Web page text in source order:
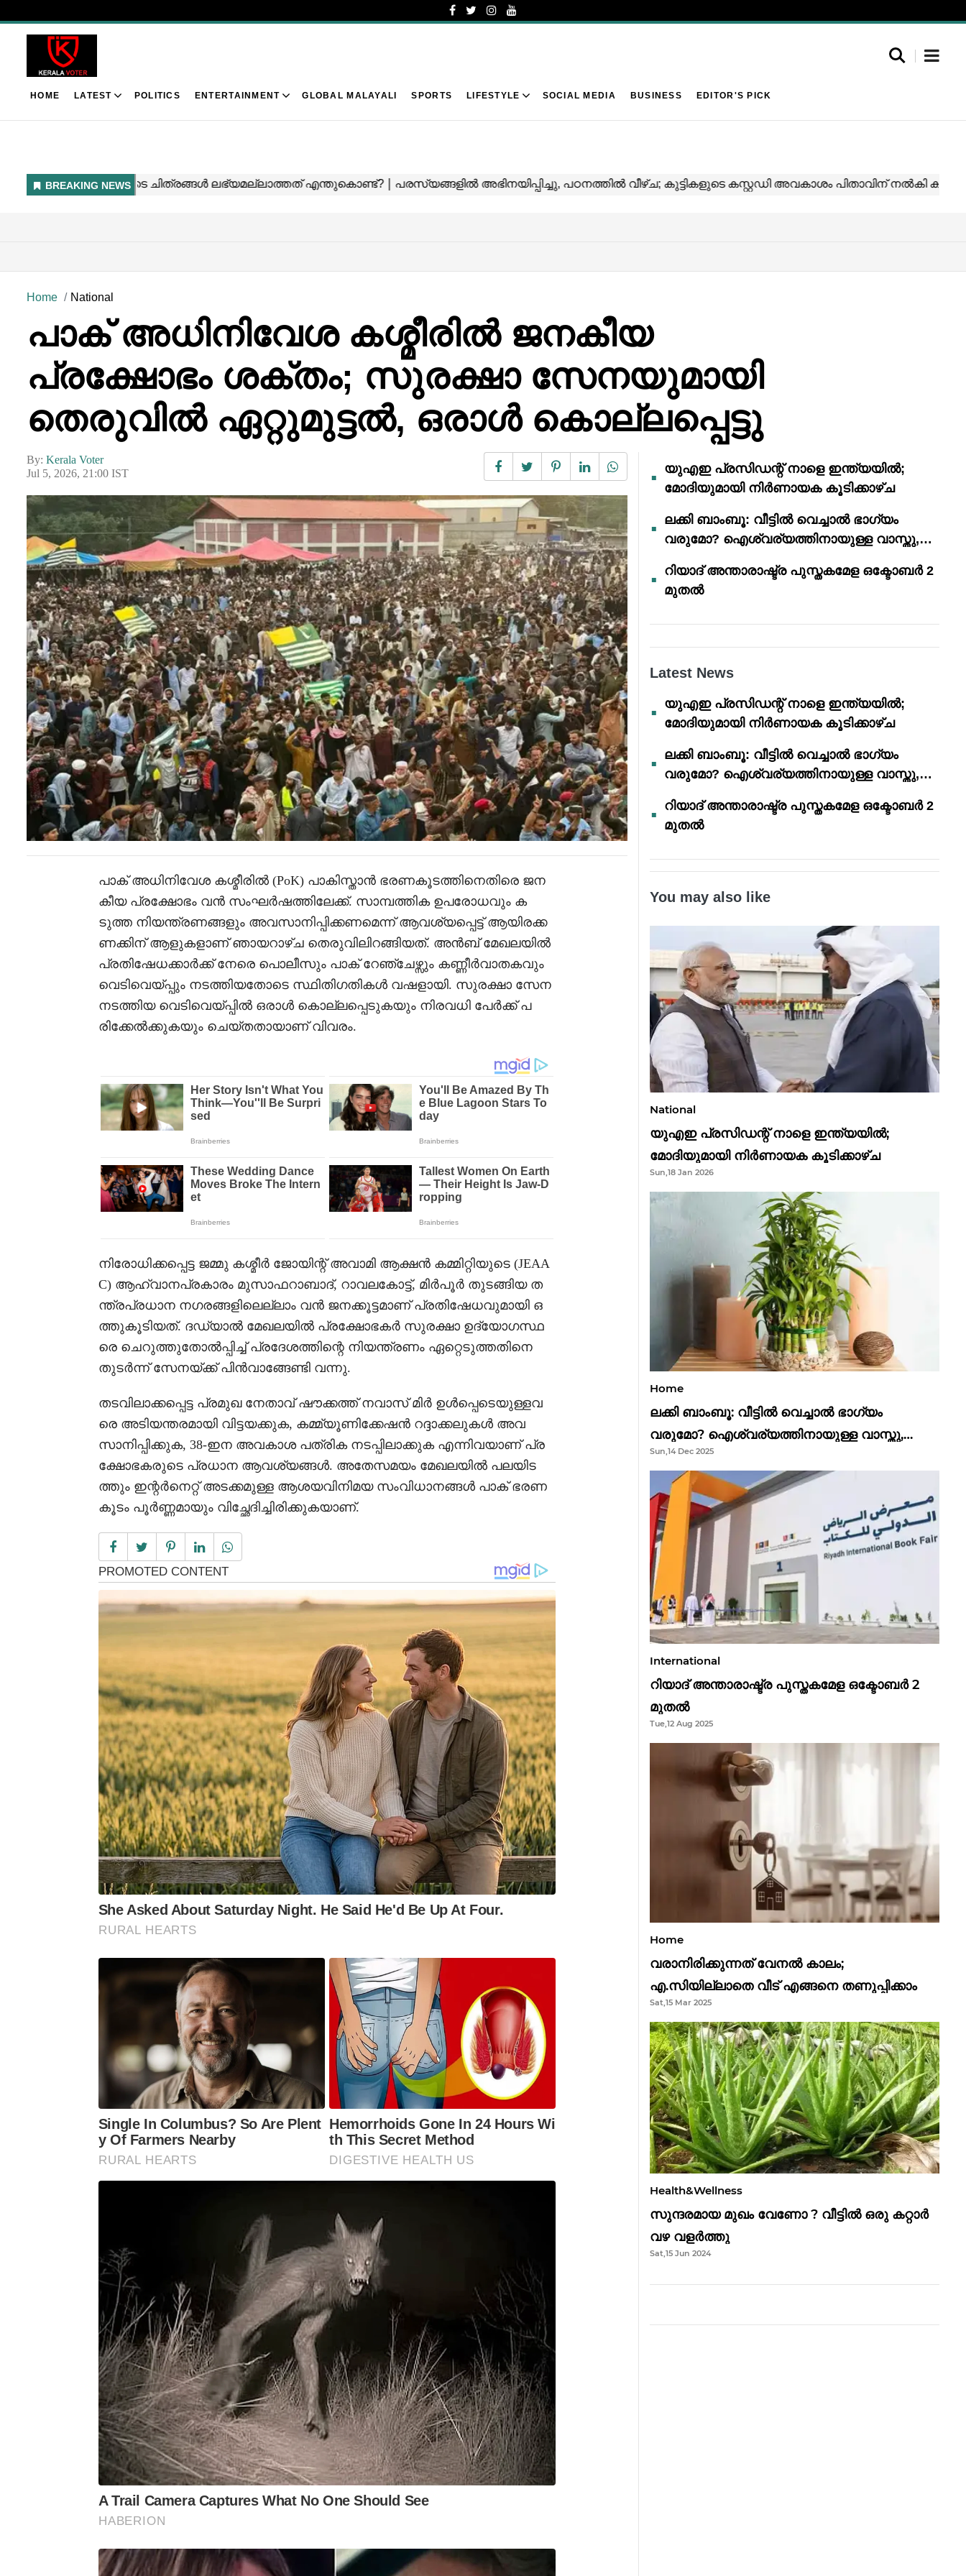
HOME LATEST POLITICS ENTERTAINMENT GLOBAL MALAYALI SPORTS LIFESTYLE SOCIAL MEDIA BUSINESS EDITOR'S PICK
Home National
പാക് അധിനിവേശ കശ്മീരിൽ ജനകീയ
പ്രക്ഷോഭം ശക്തം; സുരക്ഷാ സേനയുമായി
തെരുവിൽ ഏറ്റുമുട്ടൽ, ഒരാൾ കൊല്ലപ്പെട്ടു
By: Kerala Voter
Jul 5, 2026, 21:00 IST
പാക് അധിനിവേശ കശ്മീരിൽ (PoK) പാകിസ്താൻ ഭരണകൂടത്തിനെതിരെ ജന
കീയ പ്രക്ഷോഭം വൻ സംഘർഷത്തിലേക്ക്. സാമ്പത്തിക ഉപരോധവും ക
ടുത്ത നിയന്ത്രണങ്ങളും അവസാനിപ്പിക്കണമെന്ന് ആവശ്യപ്പെട്ട് ആയിരക്ക
ണക്കിന് ആളുകളാണ് ഞായറാഴ്ച തെരുവിലിറങ്ങിയത്. അൻബ് മേഖലയിൽ
പ്രതിഷേധക്കാർക്ക് നേരെ പൊലീസും പാക് റേഞ്ചേഴ്സും കണ്ണീർവാതകവും
വെടിവെയ്പ്പും നടത്തിയതോടെ സ്ഥിതിഗതികൾ വഷളായി. സുരക്ഷാ സേന
നടത്തിയ വെടിവെയ്പ്പിൽ ഒരാൾ കൊല്ലപ്പെടുകയും നിരവധി പേർക്ക് പ
രിക്കേൽക്കുകയും ചെയ്തതായാണ് വിവരം.
നിരോധിക്കപ്പെട്ട ജമ്മു കശ്മീർ ജോയിന്റ് അവാമി ആക്ഷൻ കമ്മിറ്റിയുടെ (JEAA
C) ആഹ്വാനപ്രകാരം മുസാഫറാബാദ്, റാവലകോട്ട്, മിർപൂർ തുടങ്ങിയ ത
ന്ത്രപ്രധാന നഗരങ്ങളിലെല്ലാം വൻ ജനക്കൂട്ടമാണ് പ്രതിഷേധവുമായി ഒ
ത്തുകൂടിയത്. ദഡ്യാൽ മേഖലയിൽ പ്രക്ഷോഭകർ സുരക്ഷാ ഉദ്യോഗസ്ഥ
രെ ചെറുത്തുതോൽപ്പിച്ച് പ്രദേശത്തിന്റെ നിയന്ത്രണം ഏറ്റെടുത്തതിനെ
തുടർന്ന് സേനയ്ക്ക് പിൻവാങ്ങേണ്ടി വന്നു.
തടവിലാക്കപ്പെട്ട പ്രമുഖ നേതാവ് ഷൗക്കത്ത് നവാസ് മിർ ഉൾപ്പെടെയുള്ളവ
രെ അടിയന്തരമായി വിട്ടയക്കുക, കമ്മ്യൂണിക്കേഷൻ റദ്ദാക്കലുകൾ അവ
സാനിപ്പിക്കുക, 38-ഇന അവകാശ പത്രിക നടപ്പിലാക്കുക എന്നിവയാണ് പ്ര
ക്ഷോഭകരുടെ പ്രധാന ആവശ്യങ്ങൾ. അതേസമയം മേഖലയിൽ പലയിട
ത്തും ഇന്റർനെറ്റ് അടക്കമുള്ള ആശയവിനിമയ സംവിധാനങ്ങൾ പാക് ഭരണ
കൂടം പൂർണ്ണമായും വിച്ഛേദിച്ചിരിക്കുകയാണ്.
യുഎഇ പ്രസിഡന്റ് നാളെ ഇന്ത്യയിൽ;
മോദിയുമായി നിർണായക കൂടിക്കാഴ്ച
ലക്കി ബാംബൂ: വീട്ടിൽ വെച്ചാൽ ഭാഗ്യം
വരുമോ? ഐശ്വര്യത്തിനായുള്ള വാസ്തു,
റിയാദ് അന്താരാഷ്ട്ര പുസ്തകമേള ഒക്ടോബർ 2
മുതൽ
Latest News
യുഎഇ പ്രസിഡന്റ് നാളെ ഇന്ത്യയിൽ;
മോദിയുമായി നിർണായക കൂടിക്കാഴ്ച
ലക്കി ബാംബൂ: വീട്ടിൽ വെച്ചാൽ ഭാഗ്യം
വരുമോ? ഐശ്വര്യത്തിനായുള്ള വാസ്തു,
റിയാദ് അന്താരാഷ്ട്ര പുസ്തകമേള ഒക്ടോബർ 2
മുതൽ
You may also like
National
യുഎഇ പ്രസിഡന്റ് നാളെ ഇന്ത്യയിൽ;
മോദിയുമായി നിർണായക കൂടിക്കാഴ്ച
Sun,18 Jan 2026
Home
ലക്കി ബാംബൂ: വീട്ടിൽ വെച്ചാൽ ഭാഗ്യം
വരുമോ? ഐശ്വര്യത്തിനായുള്ള വാസ്തു,
ഫെങ് ഷൂയി വിശ്വാസങ്ങൾ
Sun,14 Dec 2025
International
റിയാദ് അന്താരാഷ്ട്ര പുസ്തകമേള ഒക്ടോബർ 2
മുതൽ
Tue,12 Aug 2025
Home
വരാനിരിക്കുന്നത് വേനൽ കാലം;
എ.സിയില്ലാതെ വീട് എങ്ങനെ തണുപ്പിക്കാം
Sat,15 Mar 2025
Health&Wellness
സുന്ദരമായ മുഖം വേണോ ? വീട്ടിൽ ഒരു കറ്റാർ
വഴ വളർത്തു
Sat,15 Jun 2024